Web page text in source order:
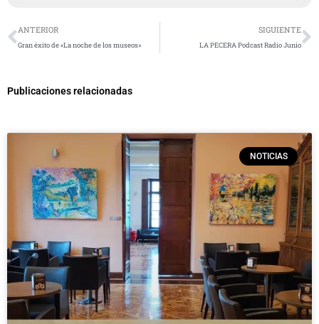
Ant
ANTERIOR
Gran éxito de «La noche de los museos»
SIGUIENTE
LA PECERA Podcast Radio Junio
Publicaciones relacionadas
NOTICIAS